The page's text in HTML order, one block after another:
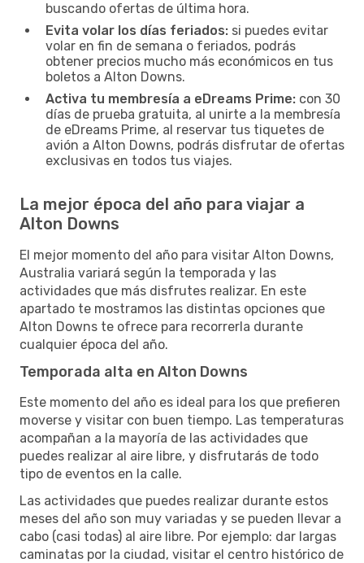
buscando ofertas de última hora.
Evita volar los días feriados: si puedes evitar
volar en fin de semana o feriados, podrás
obtener precios mucho más económicos en tus
boletos a Alton Downs.
Activa tu membresía a eDreams Prime: con 30
días de prueba gratuita, al unirte a la membresía
de eDreams Prime, al reservar tus tiquetes de
avión a Alton Downs, podrás disfrutar de ofertas
exclusivas en todos tus viajes.
La mejor época del año para viajar a
Alton Downs
El mejor momento del año para visitar Alton Downs,
Australia variará según la temporada y las
actividades que más disfrutes realizar. En este
apartado te mostramos las distintas opciones que
Alton Downs te ofrece para recorrerla durante
cualquier época del año.
Temporada alta en Alton Downs
Este momento del año es ideal para los que prefieren
moverse y visitar con buen tiempo. Las temperaturas
acompañan a la mayoría de las actividades que
puedes realizar al aire libre, y disfrutarás de todo
tipo de eventos en la calle.
Las actividades que puedes realizar durante estos
meses del año son muy variadas y se pueden llevar a
cabo (casi todas) al aire libre. Por ejemplo: dar largas
caminatas por la ciudad, visitar el centro histórico de